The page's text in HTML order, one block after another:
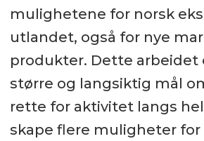
mulighetene for norsk
utlandet, også for nye
produkter. Dette arbeidet
større og langsiktig mål
rette for aktivitet langs
skape flere muligheter for